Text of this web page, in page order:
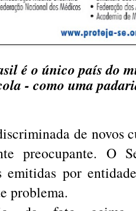
é o único país do
- como uma
de novos
preocupante. O
emitidas por
problema.